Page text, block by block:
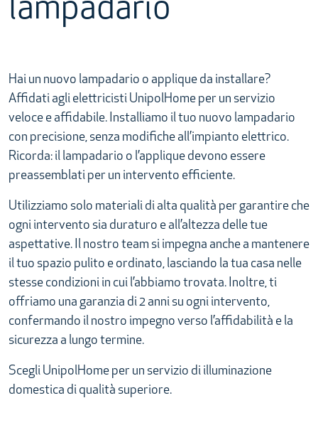
lampadario
Hai un nuovo lampadario o applique da installare?
Affidati agli elettricisti UnipolHome per un servizio
veloce e affidabile. Installiamo il tuo nuovo lampadario
con precisione, senza modifiche all’impianto elettrico.
Ricorda: il lampadario o l’applique devono essere
preassemblati per un intervento efficiente.
Utilizziamo solo materiali di alta qualità per garantire che
ogni intervento sia duraturo e all’altezza delle tue
aspettative. Il nostro team si impegna anche a mantenere
il tuo spazio pulito e ordinato, lasciando la tua casa nelle
stesse condizioni in cui l’abbiamo trovata. Inoltre, ti
offriamo una garanzia di 2 anni su ogni intervento,
confermando il nostro impegno verso l’affidabilità e la
sicurezza a lungo termine.
Scegli UnipolHome per un servizio di illuminazione
domestica di qualità superiore.